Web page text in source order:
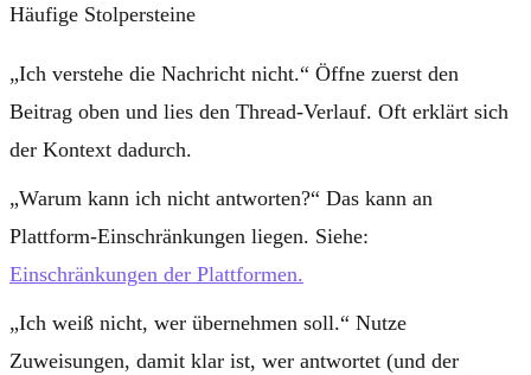
Häufige Stolpersteine
„Ich verstehe die Nachricht nicht.“ Öffne zuerst den
Beitrag oben und lies den Thread-Verlauf. Oft erklärt sich
der Kontext dadurch.
„Warum kann ich nicht antworten?“ Das kann an
Plattform-Einschränkungen liegen. Siehe:
Einschränkungen der Plattformen.
„Ich weiß nicht, wer übernehmen soll.“ Nutze
Zuweisungen, damit klar ist, wer antwortet (und der